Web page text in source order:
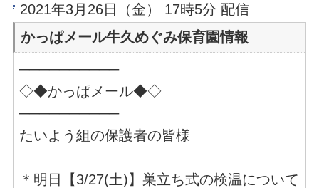
2021年3月26日（金） 17時5分 配信
かっぱメール牛久めぐみ保育園情報
──────────
◇◆かっぱメール◆◇
──────────
たいよう組の保護者の皆様
＊明日【3/27(土)】巣立ち式の検温について